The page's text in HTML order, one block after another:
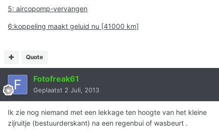
5: aircopomp-vervangen
6:koppeling maakt geluid nu [41000 km]
Quote
Fotofreak61
Geplaatst 2 Juli, 2013
Ik zie nog niemand met een lekkage ten hoogte van het kleine
zijruitje (bestuurderskant) na een regenbui of wasbeurt .